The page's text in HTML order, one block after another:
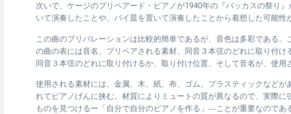
次いで、ケージのプリペアード・ピアノが1940年の『バッカスの祭り
いて演奏したことや、パイ皿を置いて演奏したことから着想した可能
この曲のプリパレーションは比較的簡単であるが、音色は多彩である
の曲の表には音名、プリペアされる素材、同音３本弦のどれに取り付
同音３本弦のどれに取り付けるか、取り付け位置、そして音名が、使
使用される素材には、金属、木、紙、布、ゴム、プラスティックなど
れてピアノげんに挟む。材質によりミュートの質が異なるので、実際
ものを見つけるー「自分で自分のピアノを作る」―ことが重要なので